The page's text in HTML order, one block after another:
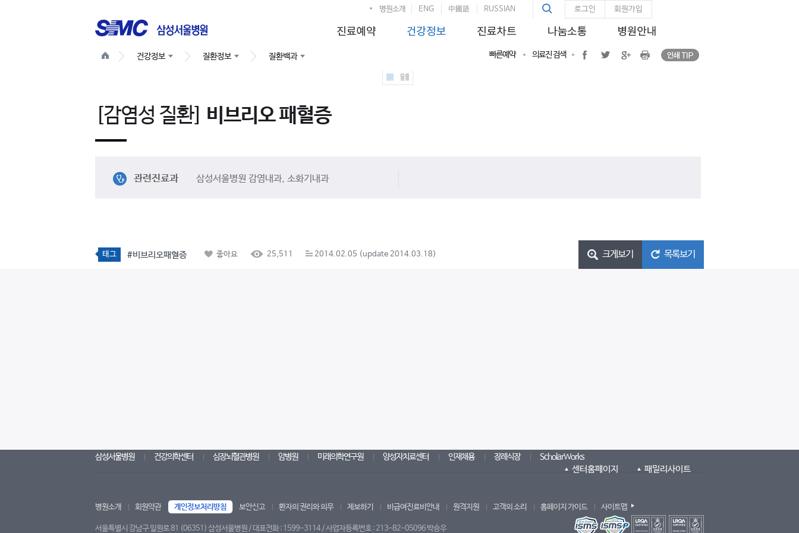
병원소개 ENG 中國語 RUSSIAN 통합검색로그인 회원가입
건강정보 질환정보 질환백과
프린트
facebook
twitter google plus
빠른예약 의료진 검색
facebooktwittergoogle plus
[감염성 질환] 비브리오 패혈증
관련진료과 삼성서울병원 감염내과, 소화기내과
태그 #비브리오패혈증 좋아요 25,511 2014.02.05 (update 2014.03.18) 크게보기 목록보기
삼성서울병원 건강의학센터 심장뇌혈관병원 암병원 미래의학연구원 양성자치료센터 인재채용 장례식장 ScholarWorks
센터홈페이지 패밀리사이트
병원소개 회원약관 개인정보처리방침 보안신고 환자의 권리와 의무 제보하기 비급여진료비안내 원격지원 고객의 소리 홈페이지 가이드 사이트맵
서울특별시 강남구 일원로 81 (06351) 삼성서울병원 / 대표전화 : 1599-3114 / 사업자등록번호 : 213-82-05096 박승우